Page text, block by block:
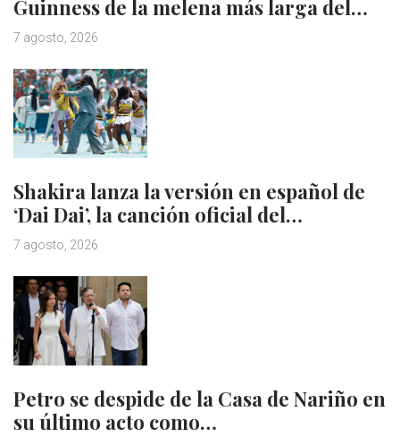
Guinness de la melena más larga del…
7 agosto, 2026
Shakira lanza la versión en español de
‘Dai Dai’, la canción oficial del…
7 agosto, 2026
Petro se despide de la Casa de Nariño en
su último acto como…